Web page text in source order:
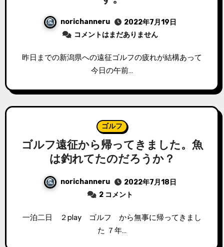
norichanneru
2022年7月19日
コメントはまだありません
昨日までの新潟県への遠征ゴルフの疲れが結構あって
今日の午前…
ゴルフ
ゴルフ遠征から帰ってきました。魚
は釣れてたのだろうか？
norichanneru
2022年7月18日
2 コメント
一泊二日 ２play ゴルフ から無事に帰ってきまし
た ７年…